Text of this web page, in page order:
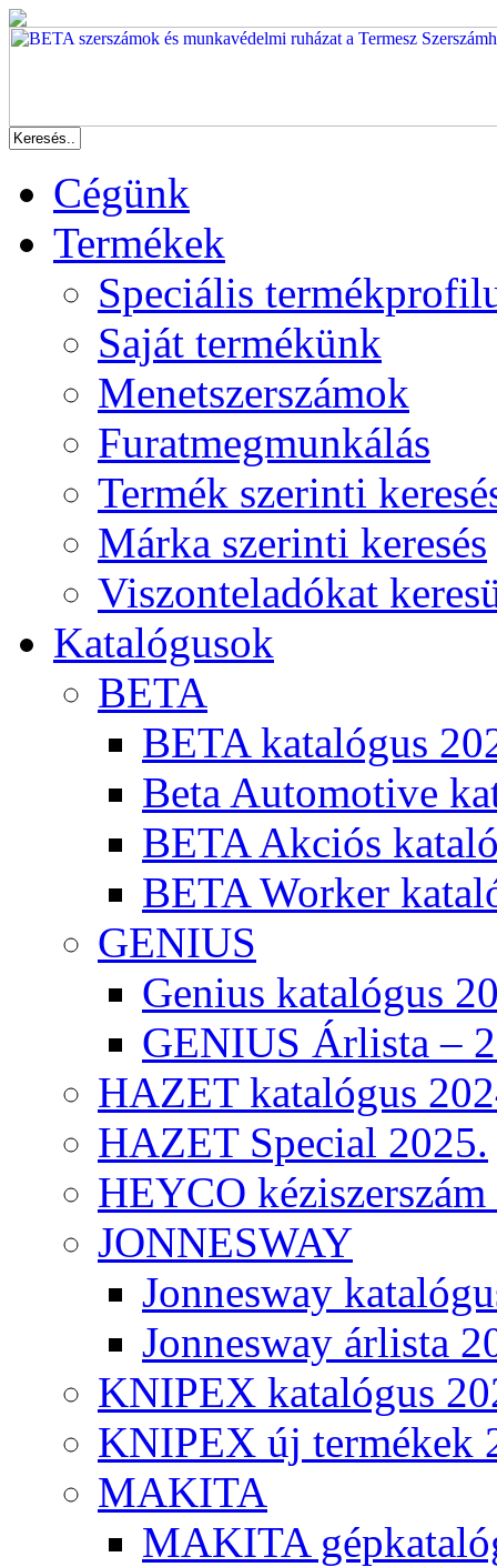
Cégünk
Termékek
Speciális
Saját termékünk
Menetszerszámok
Furatmegmunkálás
Termék szerinti
Márka szerinti keresés
Viszonteladókat
Katalógusok
BETA
BETA katalógus
Beta Automotive
BETA Akciós
BETA Worker
GENIUS
Genius katalógus
GENIUS Árlista –
HAZET katalógus
HAZET Special 2025.
HEYCO
JONNESWAY
Jonnesway
Jonnesway árlista
KNIPEX katalógus
KNIPEX új termékek
MAKITA
MAKITA